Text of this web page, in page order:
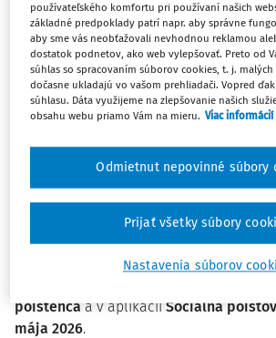
Oficiálne ju zasiela výlučne z adresy
prognoza@info.socpoist.sk, pričom
uvedený ako„Sociálna poisťovňa“.
Ak e-mailová adresa alebo názov
odlišnosti či preklepy, odporúča sa
neotvárať.
Poisťovňa prognózu zasiela na e-maily,
dôchodkové správcovské spoločnosti
poistenci. Oficiálna doména Sociálnej
www.socpoist.sk.
poistenca a v aplikácii Sociálna
mája 2026.
používateľského komfortu pri používaní našich
základné predpoklady patrí napr. aby správne
aby sme vás neobťažovali nevhodnou reklamou
dostatok podnetov, ako web vylepšovať. Preto od
súhlas so spracovaním súborov cookies, t. j.
dočasne ukladajú vo vašom prehliadači. Vopred
súhlasu. Dáta využijeme na zlepšovanie našich
obsahu webu priamo Vám na mieru. Viac informácií
Nastavenia súborov
Odmietnut nepovinné súbory
Prijať všetky súbory